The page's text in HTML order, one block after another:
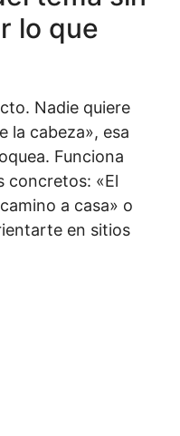
lo que
Nadie quiere
la cabeza», esa
Funciona
concretos: «El
a casa» o
en sitios